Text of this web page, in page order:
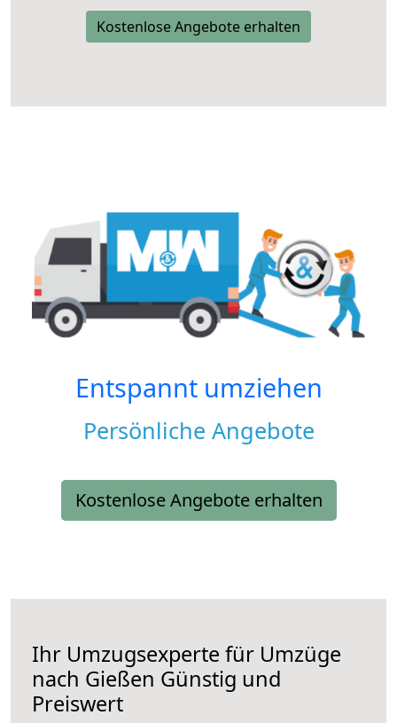
Kostenlose Angebote erhalten
Entspannt umziehen
Persönliche Angebote
Kostenlose Angebote erhalten
Ihr Umzugsexperte für Umzüge
nach Gießen Günstig und
Preiswert